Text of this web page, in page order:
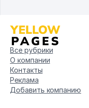
Все рубрики
О компании
Контакты
Реклама
Добавить компанию